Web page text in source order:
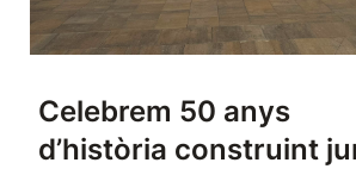
Celebrem 50 anys
d’història construint